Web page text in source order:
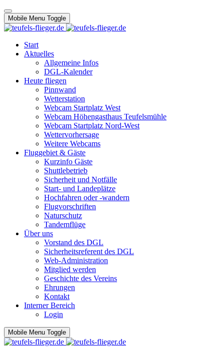
Mobile Menu Toggle
Start
Aktuelles
Allgemeine Infos
DGL-Kalender
Heute fliegen
Pinnwand
Wetterstation
Webcam Startplatz West
Webcam Höhengasthaus Teufelsmühle
Webcam Startplatz Nord-West
Wettervorhersage
Weitere Webcams
Fluggebiet & Gäste
Kurzinfo Gäste
Shuttlebetrieb
Sicherheit und Notfälle
Start- und Landeplätze
Hochfahren oder -wandern
Flugvorschriften
Naturschutz
Tandemflüge
Über uns
Vorstand des DGL
Sicherheitsreferent des DGL
Web-Administration
Mitglied werden
Geschichte des Vereins
Ehrungen
Kontakt
Interner Bereich
Login
Mobile Menu Toggle